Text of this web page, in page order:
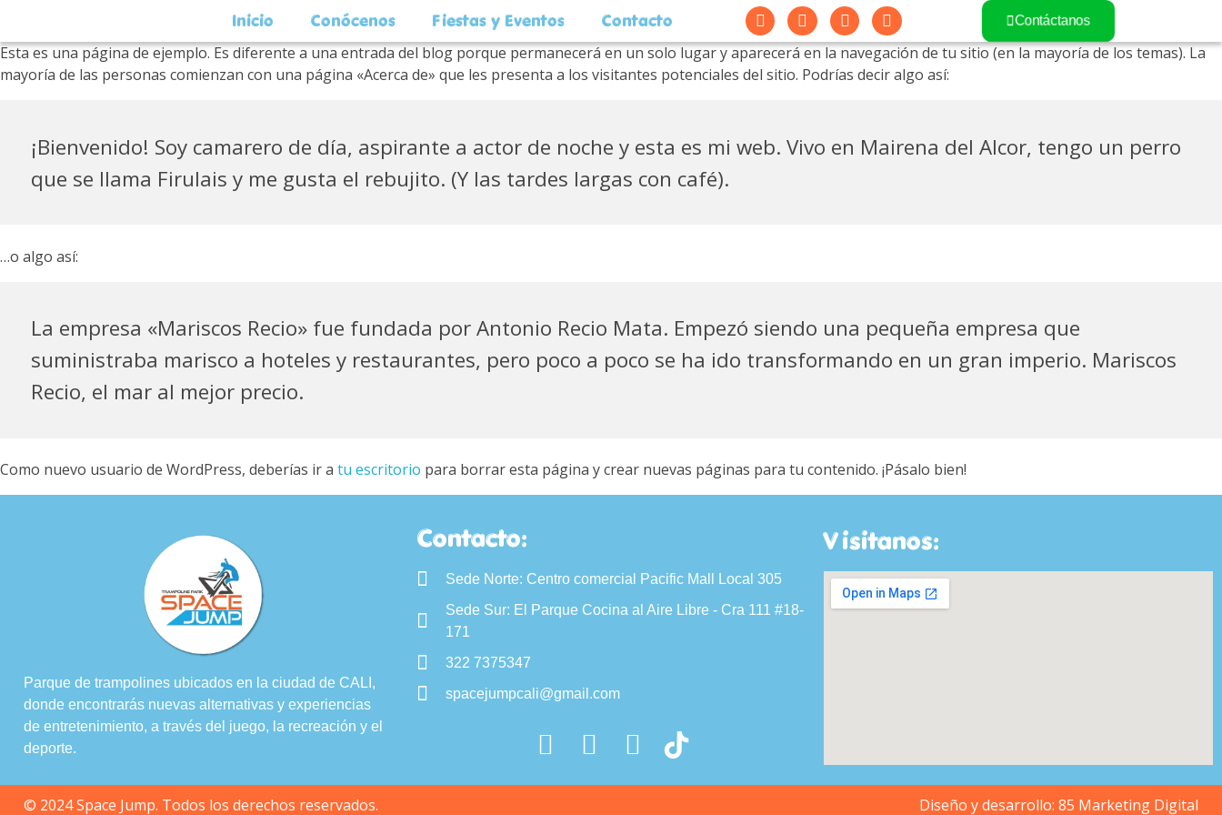
Inicio Conócenos Fiestas y Eventos Contacto Contáctanos
Esta es una página de ejemplo. Es diferente a una entrada del blog porque permanecerá en un solo lugar y aparecerá en la navegación de tu sitio (en la mayoría de los temas). La
mayoría de las personas comienzan con una página «Acerca de» que les presenta a los visitantes potenciales del sitio. Podrías decir algo así:
¡Bienvenido! Soy camarero de día, aspirante a actor de noche y esta es mi web. Vivo en Mairena del Alcor, tengo un perro
que se llama Firulais y me gusta el rebujito. (Y las tardes largas con café).
…o algo así:
La empresa «Mariscos Recio» fue fundada por Antonio Recio Mata. Empezó siendo una pequeña empresa que
suministraba marisco a hoteles y restaurantes, pero poco a poco se ha ido transformando en un gran imperio. Mariscos
Recio, el mar al mejor precio.
Como nuevo usuario de WordPress, deberías ir a tu escritorio para borrar esta página y crear nuevas páginas para tu contenido. ¡Pásalo bien!
Parque de trampolines ubicados en la ciudad de CALI,
donde encontrarás nuevas alternativas y experiencias
de entretenimiento, a través del juego, la recreación y el
deporte.
Contacto:
Sede Norte: Centro comercial Pacific Mall Local 305
Sede Sur: El Parque Cocina al Aire Libre - Cra 111 #18-
171
322 7375347
spacejumpcali@gmail.com
Visitanos:
© 2024 Space Jump. Todos los derechos reservados. Diseño y desarrollo: 85 Marketing Digital